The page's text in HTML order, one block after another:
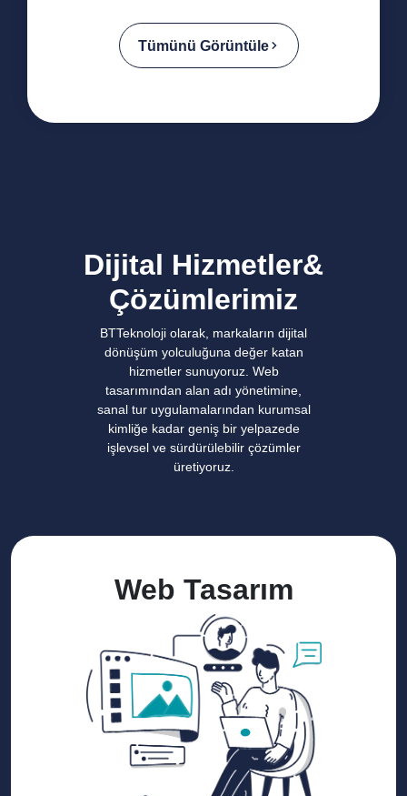
Tümünü Görüntüle
Dijital Hizmetler&
Çözümlerimiz
BTTeknoloji olarak, markaların dijital
dönüşüm yolculuğuna değer katan
hizmetler sunuyoruz. Web
tasarımından alan adı yönetimine,
sanal tur uygulamalarından kurumsal
kimliğe kadar geniş bir yelpazede
işlevsel ve sürdürülebilir çözümler
üretiyoruz.
Web Tasarım